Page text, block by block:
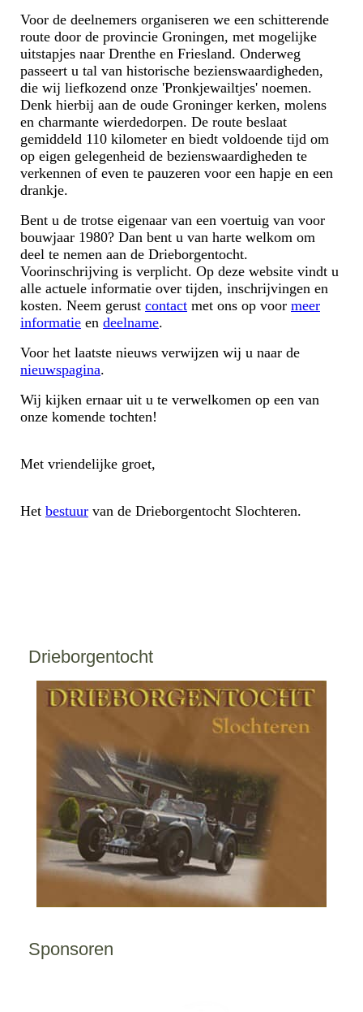
Voor de deelnemers organiseren we een schitterende
route door de provincie Groningen, met mogelijke
uitstapjes naar Drenthe en Friesland. Onderweg
passeert u tal van historische bezienswaardigheden,
die wij liefkozend onze 'Pronkjewailtjes' noemen.
Denk hierbij aan de oude Groninger kerken, molens
en charmante wierdedorpen. De route beslaat
gemiddeld 110 kilometer en biedt voldoende tijd om
op eigen gelegenheid de bezienswaardigheden te
verkennen of even te pauzeren voor een hapje en een
drankje.
Bent u de trotse eigenaar van een voertuig van voor
bouwjaar 1980? Dan bent u van harte welkom om
deel te nemen aan de Drieborgentocht.
Voorinschrijving is verplicht. Op deze website vindt u
alle actuele informatie over tijden, inschrijvingen en
kosten. Neem gerust contact met ons op voor meer
informatie en deelname.
Voor het laatste nieuws verwijzen wij u naar de
nieuwspagina.
Wij kijken ernaar uit u te verwelkomen op een van
onze komende tochten!
Met vriendelijke groet,
Het bestuur van de Drieborgentocht Slochteren.
Drieborgentocht
Sponsoren